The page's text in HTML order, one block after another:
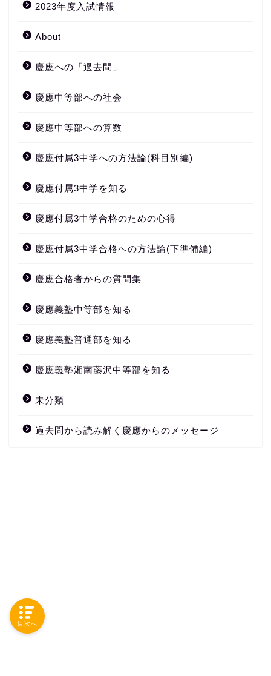
2023年度入試情報
About
慶應への「過去問」
慶應中等部への社会
慶應中等部への算数
慶應付属3中学への方法論(科目別編)
慶應付属3中学を知る
慶應付属3中学合格のための心得
慶應付属3中学合格への方法論(下準備編)
慶應合格者からの質問集
慶應義塾中等部を知る
慶應義塾普通部を知る
慶應義塾湘南藤沢中等部を知る
未分類
過去問から読み解く慶應からのメッセージ
目次へ